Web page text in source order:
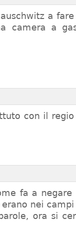
a
camera a
con il
fa a
nei campi
ora si